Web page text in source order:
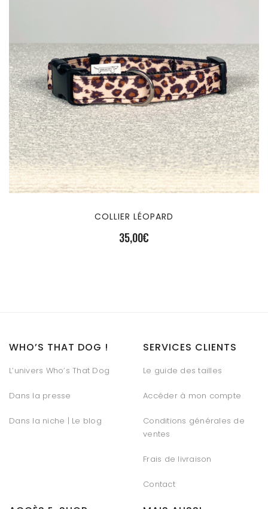
COLLIER LÉOPARD
35,00€
WHO’S THAT DOG !
L’univers Who’s That Dog
Dans la presse
Dans la niche | Le blog
SERVICES CLIENTS
Le guide des tailles
Accéder à mon compte
Conditions générales de
ventes
Frais de livraison
Contact